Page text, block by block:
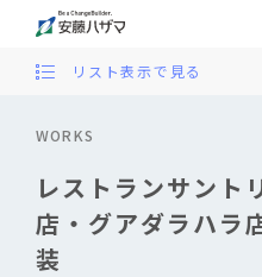
WORKS
レストランサン
店・グアダラハラ
装
リスト表示で見る